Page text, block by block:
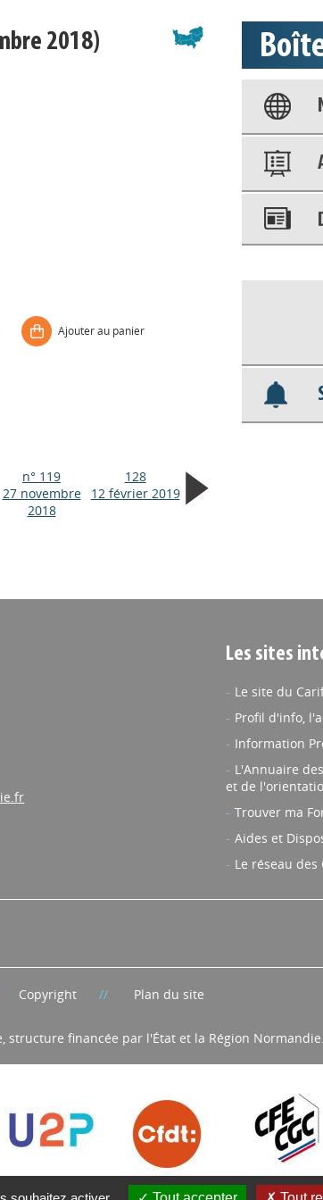
2018)
Ajouter au panier
n° 119
27 novembre
2018
128
12 février 2019
Les sites
Le site du
Profil d'info,
Information
L'Annuaire
et de
Trouver ma
Aides et
Le réseau des
Copyright Plan du site
financée par l'État et la Région Normandie.